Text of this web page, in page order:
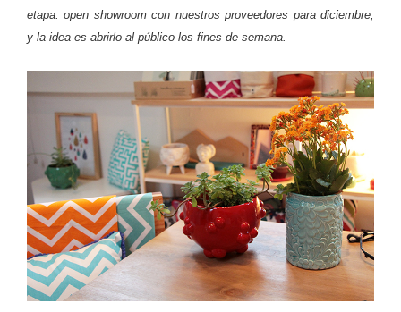
etapa: open showroom con nuestros proveedores para diciembre,
y la idea es abrirlo al público los fines de semana.